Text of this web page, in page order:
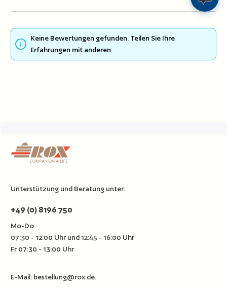
Keine Bewertungen gefunden. Teilen Sie Ihre
Erfahrungen mit anderen.
Unterstützung und Beratung unter:
+49 (0) 8196 750
Mo-Do
07:30 - 12:00 Uhr und 12:45 - 16:00 Uhr
Fr 07:30 - 13:00 Uhr
E-Mail: bestellung@rox.de.